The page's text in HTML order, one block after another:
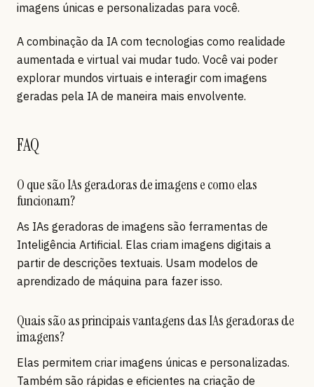
imagens únicas e personalizadas para você.
A combinação da IA com tecnologias como realidade
aumentada e virtual vai mudar tudo. Você vai poder
explorar mundos virtuais e interagir com imagens
geradas pela IA de maneira mais envolvente.
FAQ
O que são IAs geradoras de imagens e como elas
funcionam?
As IAs geradoras de imagens são ferramentas de
Inteligência Artificial. Elas criam imagens digitais a
partir de descrições textuais. Usam modelos de
aprendizado de máquina para fazer isso.
Quais são as principais vantagens das IAs geradoras de
imagens?
Elas permitem criar imagens únicas e personalizadas.
Também são rápidas e eficientes na criação de